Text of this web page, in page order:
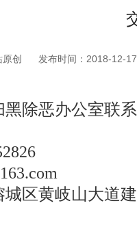
创 发布时间：2018-12-
除恶办公室联
区黄岐山大道